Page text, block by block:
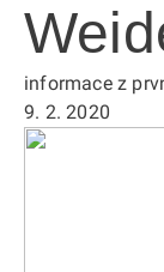
informace z
9. 2. 2020